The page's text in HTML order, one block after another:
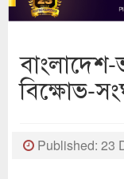
বিক্ষোভ-
Published: 23